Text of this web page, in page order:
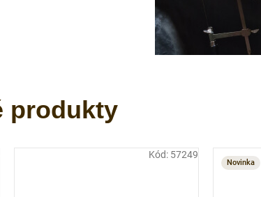
Kód: 57249
Novinka